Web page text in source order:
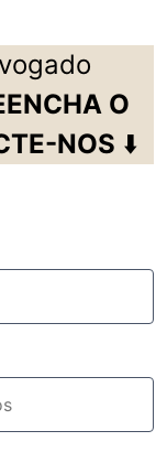
O
NOS ⬇️